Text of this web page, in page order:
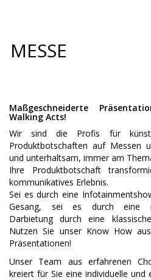
MESSE
Maßgeschneiderte
Walking Acts!
Wir sind die Profis für
Produktbotschaften auf Messen
und unterhaltsam, immer am
Ihre Produktbotschaft
kommunikatives Erlebnis.
Sei es durch eine
Gesang, sei es durch eine
Darbietung durch eine
Nutzen Sie unser Know How
Präsentationen!
Unser Team aus erfahrenen
kreiert für Sie eine individuelle und